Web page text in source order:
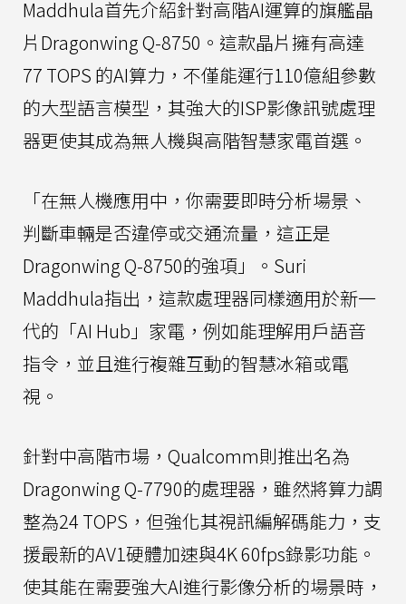
Maddhula首先介紹針對高階AI運算的旗艦晶
片Dragonwing Q-8750。這款晶片擁有高達
77 TOPS 的AI算力，不僅能運行110億組參數
的大型語言模型，其強大的ISP影像訊號處理
器更使其成為無人機與高階智慧家電首選。
「在無人機應用中，你需要即時分析場景、
判斷車輛是否違停或交通流量，這正是
Dragonwing Q-8750的強項」。Suri
Maddhula指出，這款處理器同樣適用於新一
代的「AI Hub」家電，例如能理解用戶語音
指令，並且進行複雜互動的智慧冰箱或電
視。
針對中高階市場，Qualcomm則推出名為
Dragonwing Q-7790的處理器，雖然將算力調
整為24 TOPS，但強化其視訊編解碼能力，支
援最新的AV1硬體加速與4K 60fps錄影功能。
使其能在需要強大AI進行影像分析的場景時，